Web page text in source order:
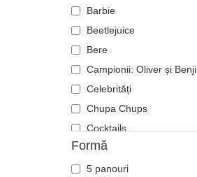
Langustă
Leoaică
Leu
Libelulă
Licurici
Lup
Oaie
Panteră
Pegas
A Frame
Casual Classic
E Frame
Open Back
Runner
The 90s
The Ball
The Retro
The Snap
Barbie
Beetlejuice
Bere
Campionii: Oliver și Benji
Celebrități
Chupa Chups
Cocktails
DC Comics
Disney
Formă
5 panouri